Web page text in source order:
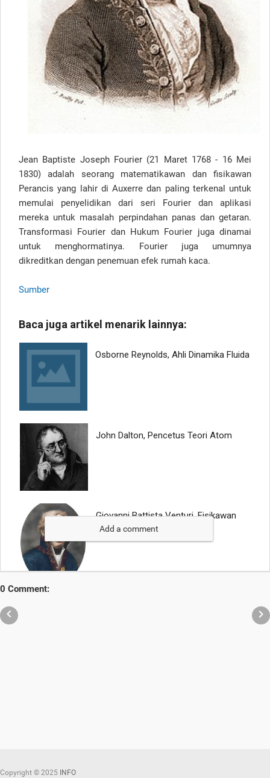
Jean Baptiste Joseph Fourier (21 Maret 1768 - 16 Mei
1830) adalah seorang matematikawan
dan fisikawan
Perancis yang lahir di Auxerre dan paling terkenal untuk
memulai
penyelidikan dari seri Fourier
dan aplikasi
mereka untuk masalah perpindahan panas dan getaran.
Transformasi Fourier dan Hukum Fourier juga dinamai
untuk menghormatinya. Fourier
juga umumnya
dikreditkan dengan penemuan efek rumah kaca.
Sumber
Add a comment
0 Comment:
 
Copyright © 2025 INFO